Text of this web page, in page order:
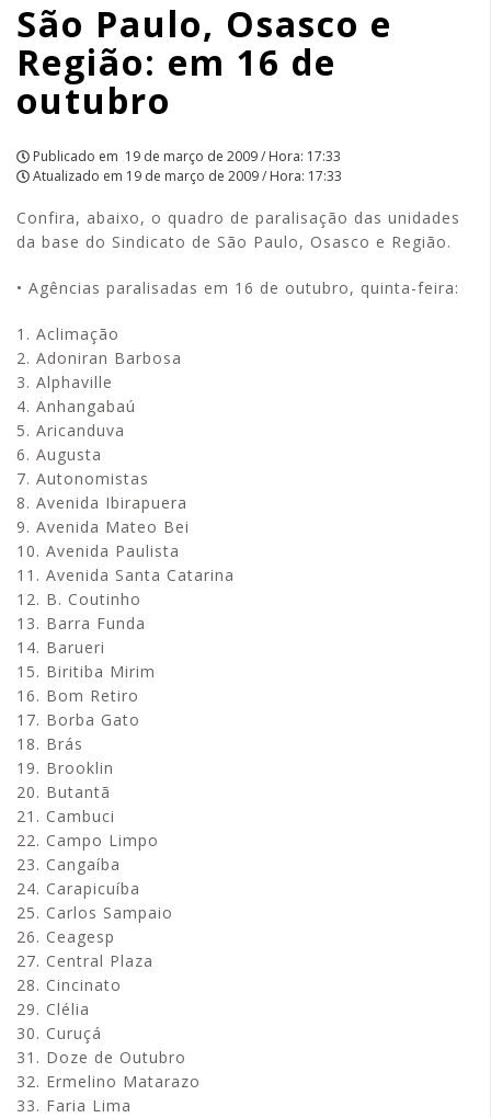
e
Região:
em
16
de
outubro
|
APCEF/SP
São Paulo, Osasco e
Região: em 16 de
outubro
Publicado em 19 de março de 2009 / Hora: 17:33
Atualizado em 19 de março de 2009 / Hora: 17:33
Confira, abaixo, o quadro de paralisação das unidades
da base do Sindicato de São Paulo, Osasco e Região.
• Agências paralisadas em 16 de outubro, quinta-feira:
1. Aclimação
2. Adoniran Barbosa
3. Alphaville
4. Anhangabaú
5. Aricanduva
6. Augusta
7. Autonomistas
8. Avenida Ibirapuera
9. Avenida Mateo Bei
10. Avenida Paulista
11. Avenida Santa Catarina
12. B. Coutinho
13. Barra Funda
14. Barueri
15. Biritiba Mirim
16. Bom Retiro
17. Borba Gato
18. Brás
19. Brooklin
20. Butantã
21. Cambuci
22. Campo Limpo
23. Cangaíba
24. Carapicuíba
25. Carlos Sampaio
26. Ceagesp
27. Central Plaza
28. Cincinato
29. Clélia
30. Curuçá
31. Doze de Outubro
32. Ermelino Matarazo
33. Faria Lima